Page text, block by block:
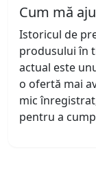
Cum mă
Istoricul de
produsului în
actual este
o ofertă mai
mic
pentru a